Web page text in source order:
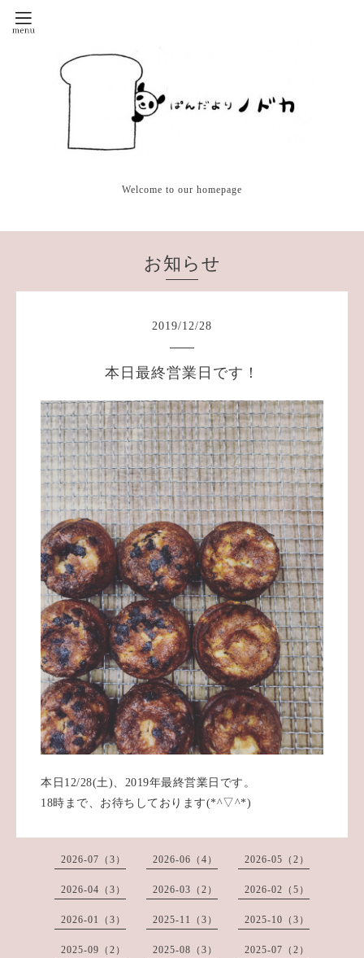
Welcome to our homepage
お知らせ
2019/12/28
本日最終営業日です！
本日12/28(土)、2019年最終営業日です。
18時まで、お待ちしております(*^▽^*)
2026-07（3） 2026-06（4） 2026-05（2）
2026-04（3） 2026-03（2） 2026-02（5）
2026-01（3） 2025-11（3） 2025-10（3）
2025-09（2） 2025-08（3） 2025-07（2）